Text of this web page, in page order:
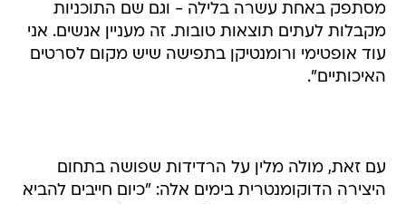
מסתפק באחת עשרה בלילה - וגם שם התוכניות
מקבלות לעתים תוצאות טובות. זה מעניין אנשים. אני
עוד אופטימי ורומנטיקן בתפישה שיש מקום לסרטים
האיכותיים".
עם זאת, מולה מלין על הרדידות שפושה בתחום
היצירה הדוקומנטרית בימים אלה: "כיום חייבים להביא